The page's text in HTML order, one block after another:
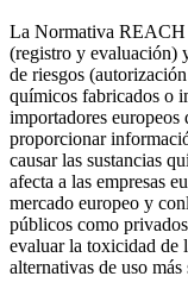
La Normativa REACH
(registro y evaluación)
de riesgos
químicos fabricados o
importadores europeos
proporcionar
causar las sustancias
afecta a las empresas
mercado europeo y
públicos como
evaluar la toxicidad de
alternativas de uso más